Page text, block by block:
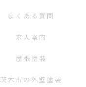
よくある質問
求人案内
屋根塗装
茨木市の外壁塗装